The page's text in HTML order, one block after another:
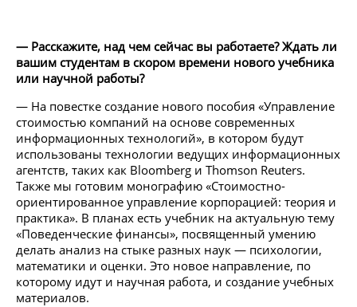
— Расскажите, над чем сейчас вы работаете? Ждать ли
вашим студентам в скором времени нового учебника
или научной работы?
— На повестке создание нового пособия «Управление
стоимостью компаний на основе современных
информационных технологий», в котором будут
использованы технологии ведущих информационных
агентств, таких как Bloomberg и Thomson Reuters.
Также мы готовим монографию «Стоимостно-
ориентированное управление корпорацией: теория и
практика». В планах есть учебник на актуальную тему
«Поведенческие финансы», посвященный умению
делать анализ на стыке разных наук — психологии,
математики и оценки. Это новое направление, по
которому идут и научная работа, и создание учебных
материалов.